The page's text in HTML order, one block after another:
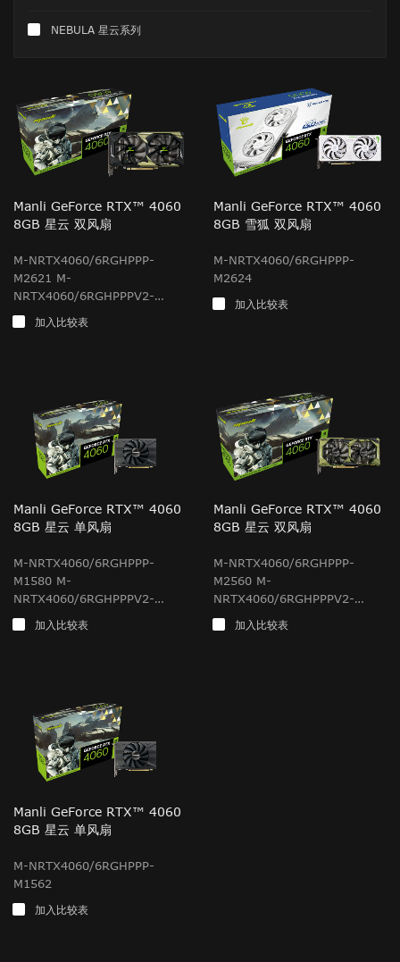
NEBULA 星云系列
Manli GeForce RTX™ 4060
8GB 星云 双风扇
M-NRTX4060/6RGHPPP-
M2621 M-
NRTX4060/6RGHPPPV2-
M2621
加入比较表
Manli GeForce RTX™ 4060
8GB 雪狐 双风扇
M-NRTX4060/6RGHPPP-
M2624
加入比较表
Manli GeForce RTX™ 4060
8GB 星云 单风扇
M-NRTX4060/6RGHPPP-
M1580 M-
NRTX4060/6RGHPPPV2-
M1580
加入比较表
Manli GeForce RTX™ 4060
8GB 星云 双风扇
M-NRTX4060/6RGHPPP-
M2560 M-
NRTX4060/6RGHPPPV2-
M2560
加入比较表
Manli GeForce RTX™ 4060
8GB 星云 单风扇
M-NRTX4060/6RGHPPP-
M1562
加入比较表